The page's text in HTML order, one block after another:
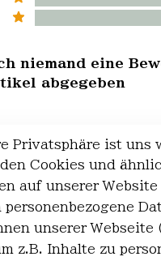
niemand eine
abgegeben
Person -
Privatsphäre ist uns
Cookies und
auf unserer Website
unserer Webseite
z.B. Inhalte zu